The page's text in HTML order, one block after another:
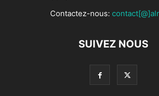
Contactez-nous:
SUIVEZ NOUS